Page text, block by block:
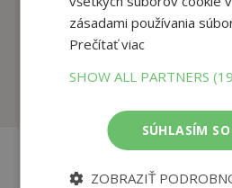
Sedmilhář Josífek
Daniela Krolupperová
Na sklade
zásadami používania
Prečítať viac
SHOW ALL PARTNERS
SÚHLASÍM
ZOBRAZIŤ